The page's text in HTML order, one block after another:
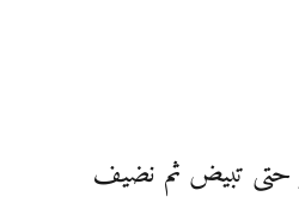
حتى تبيض ثم نضيف